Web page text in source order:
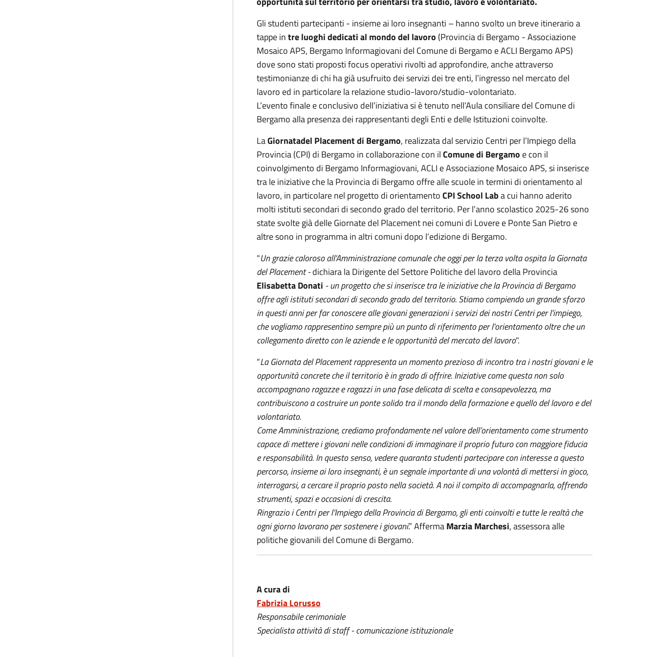
Gli studenti partecipanti - insieme ai loro insegnanti – hanno svolto un breve itinerario a
tappe intre luoghi dedicati al mondo del lavoro (Provincia di Bergamo - Associazione
Mosaico APS, Bergamo Informagiovani del Comune di Bergamo e ACLI Bergamo APS)
dove sono stati proposti focus operativi rivolti ad approfondire, anche attraverso
testimonianze di chi ha già usufruito dei servizi dei tre enti, l’ingresso nel mercato del
lavoro ed in particolare la relazione studio-lavoro/studio-volontariato.
L’evento finale e conclusivo dell’iniziativa si è tenuto nell’Aula consiliare del Comune di
Bergamo alla presenza dei rappresentanti degli Enti e delle Istituzioni coinvolte.
LaGiornatadel Placement di Bergamo, realizzata dal servizio Centri per l’Impiego della
Provincia (CPI) di Bergamo in collaborazione con ilComune di Bergamo e con il
coinvolgimento di Bergamo Informagiovani, ACLI e Associazione Mosaico APS, si inserisce
tra le iniziative che la Provincia di Bergamo offre alle scuole in termini di orientamento al
lavoro, in particolare nel progetto di orientamentoCPI School Laba cui hanno aderito
molti istituti secondari di secondo grado del territorio. Per l’anno scolastico 2025-26 sono
state svolte già delle Giornate del Placement nei comuni di Lovere e Ponte San Pietro e
altre sono in programma in altri comuni dopo l’edizione di Bergamo.
"Un grazie caloroso all'Amministrazione comunale che oggi per la terza volta ospita la Giornata
del Placement -dichiara la Dirigente del Settore Politiche del lavoro della Provincia
Elisabetta Donati - un progetto che si inserisce tra le iniziative che la Provincia di Bergamo
offre agli istituti secondari di secondo grado del territorio. Stiamo compiendo un grande sforzo
in questi anni per far conoscere alle giovani generazioni i servizi dei nostri Centri per l'impiego,
che vogliamo rappresentino sempre più un punto di riferimento per l'orientamento oltre che un
collegamento diretto con le aziende e le opportunità del mercato del lavoro".
“La Giornata del Placement rappresenta un momento prezioso di incontro tra i nostri giovani e le
opportunità concrete che il territorio è in grado di offrire. Iniziative come questa non solo
accompagnano ragazze e ragazzi in una fase delicata di scelta e consapevolezza, ma
contribuiscono a costruire un ponte solido tra il mondo della formazione e quello del lavoro e del
volontariato.
Come Amministrazione, crediamo profondamente nel valore dell’orientamento come strumento
capace di mettere i giovani nelle condizioni di immaginare il proprio futuro con maggiore fiducia
e responsabilità. In questo senso, vedere quaranta studenti partecipare con interesse a questo
percorso, insieme ai loro insegnanti, è un segnale importante di una volontà di mettersi in gioco,
interrogarsi, a cercare il proprio posto nella società. A noi il compito di accompagnarla, offrendo
strumenti, spazi e occasioni di crescita.
Ringrazio i Centri per l’Impiego della Provincia di Bergamo, gli enti coinvolti e tutte le realtà che
ogni giorno lavorano per sostenere i giovani.” AffermaMarzia Marchesi, assessora alle
politiche giovanili del Comune di Bergamo.
A cura di
Fabrizia Lorusso
Responsabile cerimoniale
Specialista attività di staff - comunicazione istituzionale